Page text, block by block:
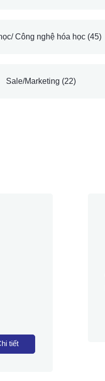
Công nghệ hóa học (45)
Sale/Marketing (22)
tiết